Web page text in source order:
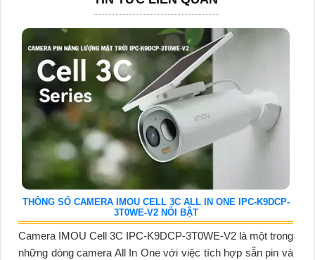
THÔNG SỐ CAMERA IMOU CELL 3C ALL IN ONE IPC-K9DCP-
3T0WE-V2 NỔI BẬT
Camera IMOU Cell 3C IPC-K9DCP-3T0WE-V2 là một trong
những dòng camera All In One với việc tích hợp sẵn pin và